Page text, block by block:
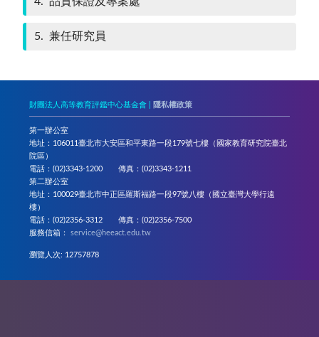
5 兼任研究員
財團法人高等教育評鑑中心基金會 | 隱私權政策
第一辦公室
地址：106011臺北市大安區和平東路一段179號七樓（國家教育研究院臺北
院區）
電話：(02)3343-1200 傳真：(02)3343-1211
第二辦公室
地址：100029臺北市中正區羅斯福路一段97號八樓（國立臺灣大學行遠
樓）
電話：(02)2356-3312 傳真：(02)2356-7500
服務信箱：service@heeact.edu.tw
瀏覽人次: 12757878